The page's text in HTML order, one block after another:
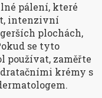
pálení, které
intenzivní
plochách,
se tyto
používat, zaměřte
krémy s